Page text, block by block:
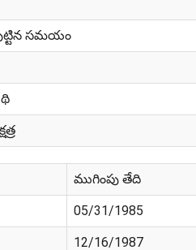
సమయం
ముగింపు తేది
05/31/1985
12/16/1987